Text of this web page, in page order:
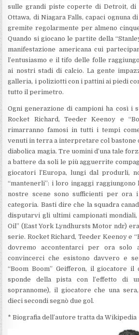
sulle grandi piste coperte di Detroit, di
Ottawa, di Niagara Falls, capaci ognuna
gremite regolarmente per almeno
Quando si giocano le partite della
manifestazione americana cui
l’entusiasmo e il tifo delle folle
ai nostri stadi di calcio. La gente
galleria, i poliziotti con i pattini ai piedi
tutto il perimetro.
Ogni generazione di campioni ha così i
Rocket Richard, Teeder Keenoy e
rimarranno famosi in tutti i tempi
venuti in terra a interpretare col bastone
diabolica magia. Tre uomini d’una tale
a battere da soli le più agguerrite
giocatori l’Europa, lungi dal produrli,
“mantenerli”: i loro ingaggi
nostre scene sono sufficienti per ora
categoria. Basti dire che la squadra
disputarvi gli ultimi campionati
Oil” (East York Lyndhursts Motor ndr)
serie. Rocket Richard, Teeder Keenoy e
dovremo accontentarci per ora solo
convincerci che esistono davvero e
“Boom Boom” Geifferon, il giocatore
sponde della pista con l’effetto di
soprannome), il giocatore che una
dieci secondi segnò due gol.
* Biografia dell’autore tratta da Wikipedia